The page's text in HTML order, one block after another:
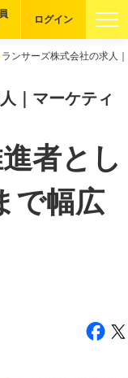
ログイン
ランサーズ株式会社の求人
｜マーケティ
者とし
で幅広